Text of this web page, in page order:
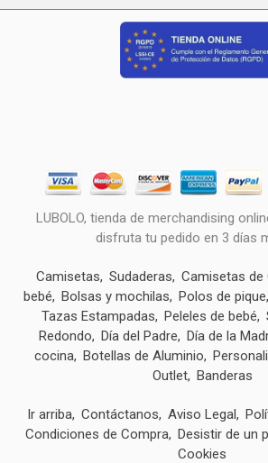
LUBOLO, tienda de merchandising
disfruta tu pedido en 3 días
Camisetas Sudaderas Camisetas de
bebé
Bolsas y mochilas Polos de pique
Tazas Estampadas
Peleles de bebé
Redondo
Día del Padre Día de la
cocina Botellas de Aluminio
Outlet Banderas
Ir arriba Contáctanos Aviso Legal
Condiciones de Compra Desistir de un
Cookies